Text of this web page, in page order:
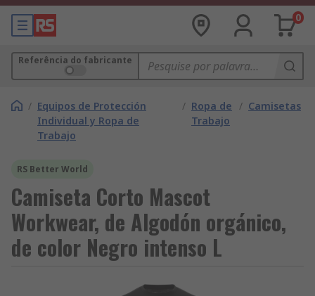
0
Referência do fabricante
/ Equipos de Protección
Individual y Ropa de
Trabajo
/ Ropa de
Trabajo
/ Camisetas
RS Better World
Camiseta Corto Mascot
Workwear, de Algodón orgánico,
de color Negro intenso L